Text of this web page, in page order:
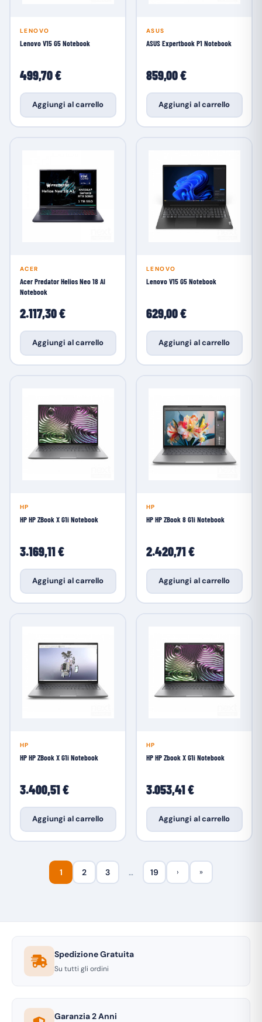
LENOVO
Lenovo V15 G5 Notebook
499,70 €
Aggiungi al carrello
ASUS
ASUS Expertbook P1 Notebook
859,00 €
Aggiungi al carrello
ACER
Acer Predator Helios Neo 18 AI
Notebook
2.117,30 €
Aggiungi al carrello
LENOVO
Lenovo V15 G5 Notebook
629,00 €
Aggiungi al carrello
HP
HP HP ZBook X G1i Notebook
3.169,11 €
Aggiungi al carrello
HP
HP HP ZBook 8 G1i Notebook
2.420,71 €
Aggiungi al carrello
HP
HP HP ZBook X G1i Notebook
3.400,51 €
Aggiungi al carrello
HP
HP HP Zbook X G1i Notebook
3.053,41 €
Aggiungi al carrello
1 2 3 … 19 › »
Spedizione Gratuita
Su tutti gli ordini
Garanzia 2 Anni